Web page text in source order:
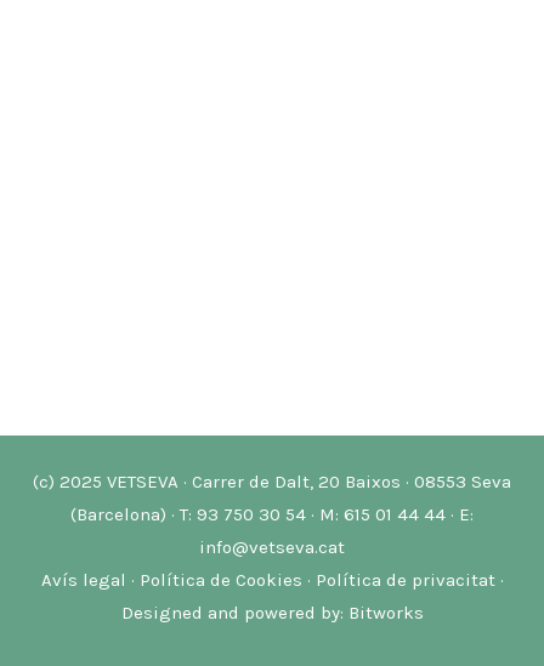
(c) 2025 VETSEVA · Carrer de Dalt, 20 Baixos · 08553 Seva
(Barcelona) · T: 93 750 30 54 · M: 615 01 44 44 · E:
info@vetseva.cat
Avís legal · Política de Cookies · Política de privacitat·
Designed and powered by: Bitworks